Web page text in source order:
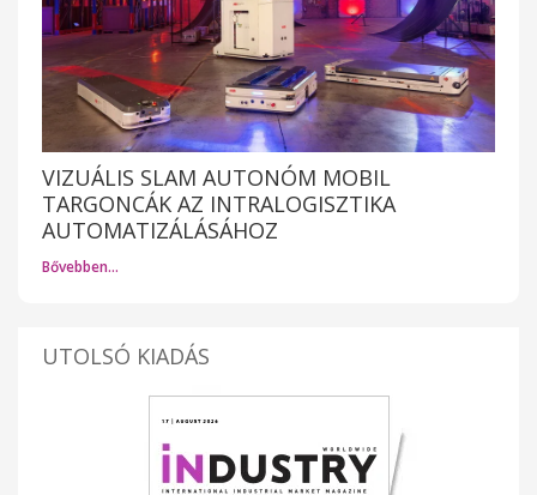
VIZUÁLIS SLAM AUTONÓM MOBIL
TARGONCÁK AZ INTRALOGISZTIKA
AUTOMATIZÁLÁSÁHOZ
Bővebben…
UTOLSÓ KIADÁS